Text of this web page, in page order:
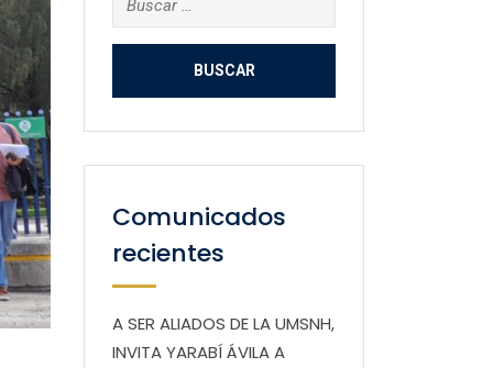
Comunicados
recientes
A SER ALIADOS DE LA UMSNH,
INVITA YARABÍ ÁVILA A